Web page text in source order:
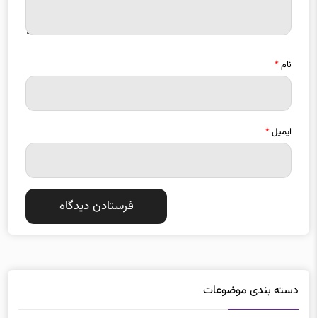
نام*
ایمیل*
دسته بندی موضوعات